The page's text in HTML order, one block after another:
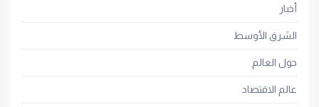
أخبار
الشرق الأوسط
حول العالم
عالم الاقتصاد